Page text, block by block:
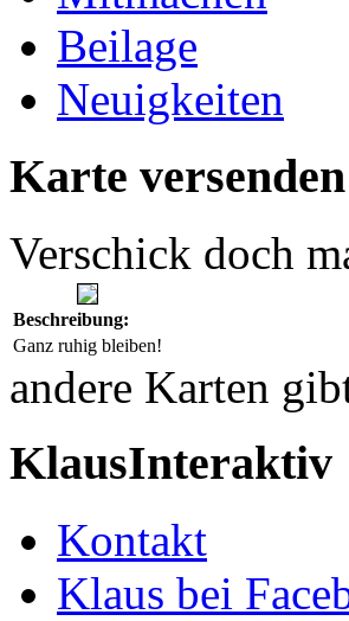
Beilage
Neuigkeiten
Karte versenden
Verschick doch
Beschreibung:
Ganz ruhig bleiben!
andere Karten
KlausInteraktiv
Kontakt
Klaus bei